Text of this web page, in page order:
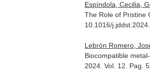
Espíndola, Cecilia,
The Role of Pristine
10.1016/
Lebrón Romero,
Biocompatible
2024. Vol. 12. Pag.